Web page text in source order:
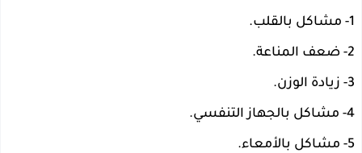
1- مشاكل بالقلب.
2- ضعف المناعة.
3- زيادة الوزن.
4- مشاكل بالجهاز التنفسي.
5- مشاكل بالأمعاء.